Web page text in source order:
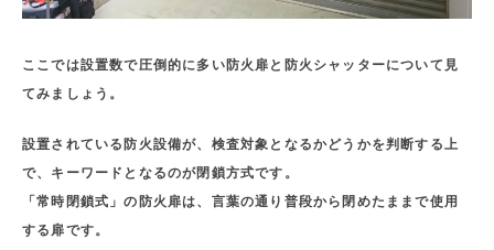
ここでは設置数で圧倒的に多い防火扉と防火シャッターについて見
てみましょう。
設置されている防火設備が、検査対象となるかどうかを判断する上
で、キーワードとなるのが閉鎖方式です。
「常時閉鎖式」の防火扉は、言葉の通り普段から閉めたままで使用
する扉です。